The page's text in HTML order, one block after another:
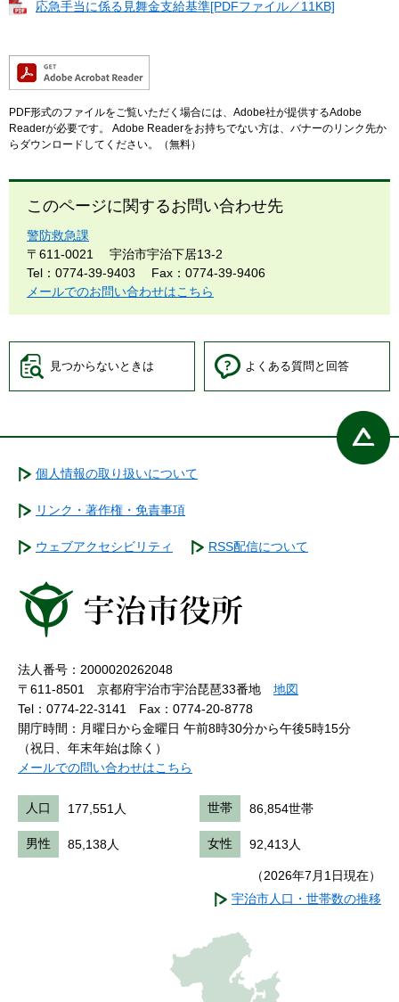
応急手当に係る見舞金支給基準[PDFファイル／11KB]
PDF形式のファイルをご覧いただく場合には、Adobe社が提供するAdobe
Readerが必要です。
Adobe Readerをお持ちでない方は、バナーのリンク先か
らダウンロードしてください。（無料）
このページに関するお問い合わせ先
警防救急課
〒611-0021
宇治市宇治下居13-2
Tel：0774-39-9403
Fax：0774-39-9406
メールでのお問い合わせはこちら
見つからないときは よくある質問と回答
個人情報の取り扱いについて
リンク・著作権・免責事項
ウェブアクセシビリティ RSS配信について
法人番号：2000020262048
〒611-8501 京都府宇治市宇治琵琶33番地 地図
Tel：0774-22-3141
Fax：0774-20-8778
開庁時間：月曜日から金曜日 午前8時30分から午後5時15分
（祝日、年末年始は除く）
メールでの問い合わせはこちら
人口 177,551人 世帯 86,854世帯
男性 85,138人 女性 92,413人
（2026年7月1日現在）
宇治市人口・世帯数の推移